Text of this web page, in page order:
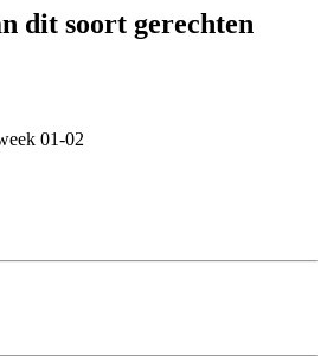
dit soort gerechten
01-02